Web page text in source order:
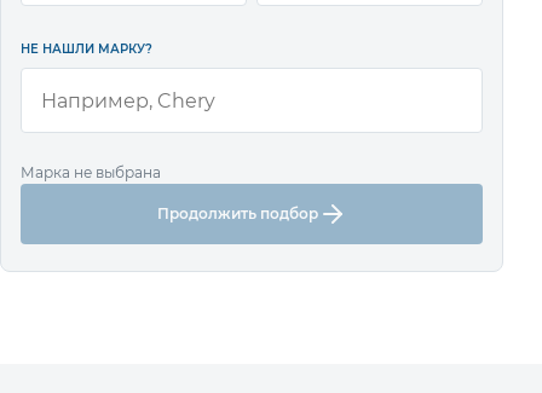
НЕ НАШЛИ МАРКУ?
Марка не выбрана
Продолжить подбор